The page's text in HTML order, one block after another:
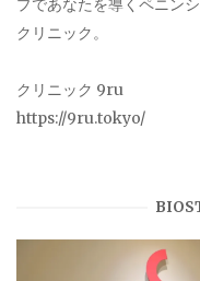
プであなたを導くペニン
クリニック。
クリニック 9ru
https://9ru.tokyo/